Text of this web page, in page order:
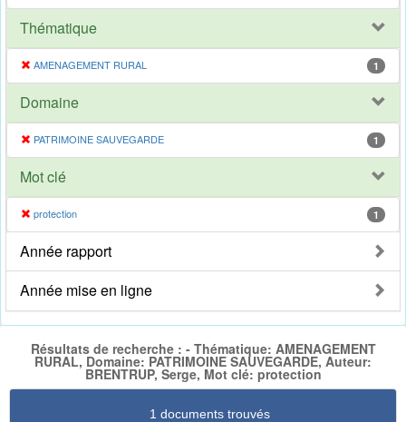
Thématique
AMENAGEMENT RURAL 1
Domaine
PATRIMOINE SAUVEGARDE 1
Mot clé
protection 1
Année rapport
Année mise en ligne
Résultats de recherche : - Thématique: AMENAGEMENT
RURAL, Domaine: PATRIMOINE SAUVEGARDE, Auteur:
BRENTRUP, Serge, Mot clé: protection
1 documents trouvés